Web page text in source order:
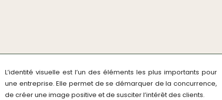
L’identité visuelle est l’un des éléments les plus importants pour
une entreprise. Elle permet de se démarquer de la concurrence,
de créer une image positive et de susciter l’intérêt des clients.